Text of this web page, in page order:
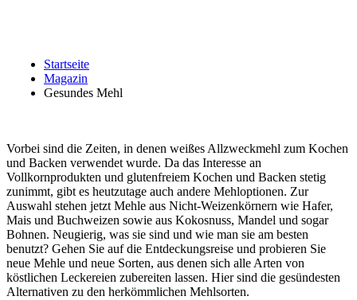
Startseite
Magazin
Gesundes Mehl
Vorbei sind die Zeiten, in denen weißes Allzweckmehl zum Kochen
und Backen verwendet wurde. Da das Interesse an
Vollkornprodukten und glutenfreiem Kochen und Backen stetig
zunimmt, gibt es heutzutage auch andere Mehloptionen. Zur
Auswahl stehen jetzt Mehle aus Nicht-Weizenkörnern wie Hafer,
Mais und Buchweizen sowie aus Kokosnuss, Mandel und sogar
Bohnen. Neugierig, was sie sind und wie man sie am besten
benutzt? Gehen Sie auf die Entdeckungsreise und probieren Sie
neue Mehle und neue Sorten, aus denen sich alle Arten von
köstlichen Leckereien zubereiten lassen. Hier sind die gesündesten
Alternativen zu den herkömmlichen Mehlsorten.